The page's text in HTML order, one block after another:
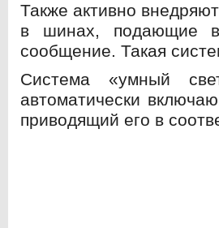
Также активно
в шинах, подающие в
сообщение. Такая
Система «умный
автоматически
приводящий его в